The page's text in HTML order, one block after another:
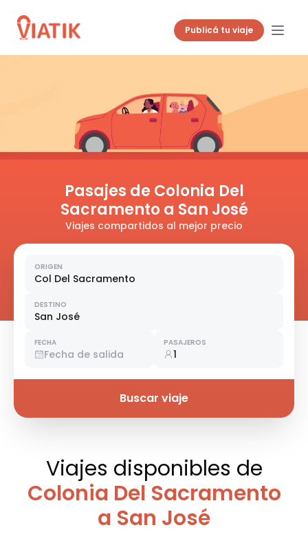
Publicá tu viaje
Pasajes de Colonia Del
Sacramento a San José
Viajes compartidos al mejor precio
ORIGEN
Col Del Sacramento
DESTINO
San José
FECHA
Fecha de salida
PASAJEROS
1
Buscar viaje
Viajes disponibles de
Colonia Del Sacramento
a San José